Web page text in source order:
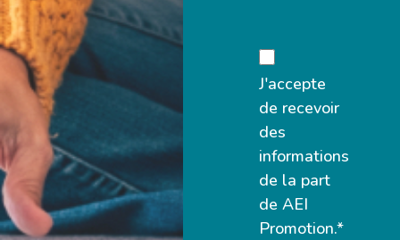
J'accepte
de recevoir
des
informations
de la part
de AEI
Promotion.*